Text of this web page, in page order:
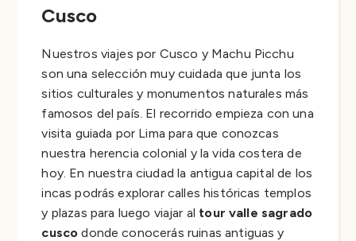
Cusco
Nuestros viajes por Cusco y Machu Picchu
son una selección muy cuidada que junta los
sitios culturales y monumentos naturales más
famosos del país. El recorrido empieza con una
visita guiada por Lima para que conozcas
nuestra herencia colonial y la vida costera de
hoy. En nuestra ciudad la antigua capital de los
incas podrás explorar calles históricas templos
y plazas para luego viajar al tour valle sagrado
cusco donde conocerás ruinas antiguas y